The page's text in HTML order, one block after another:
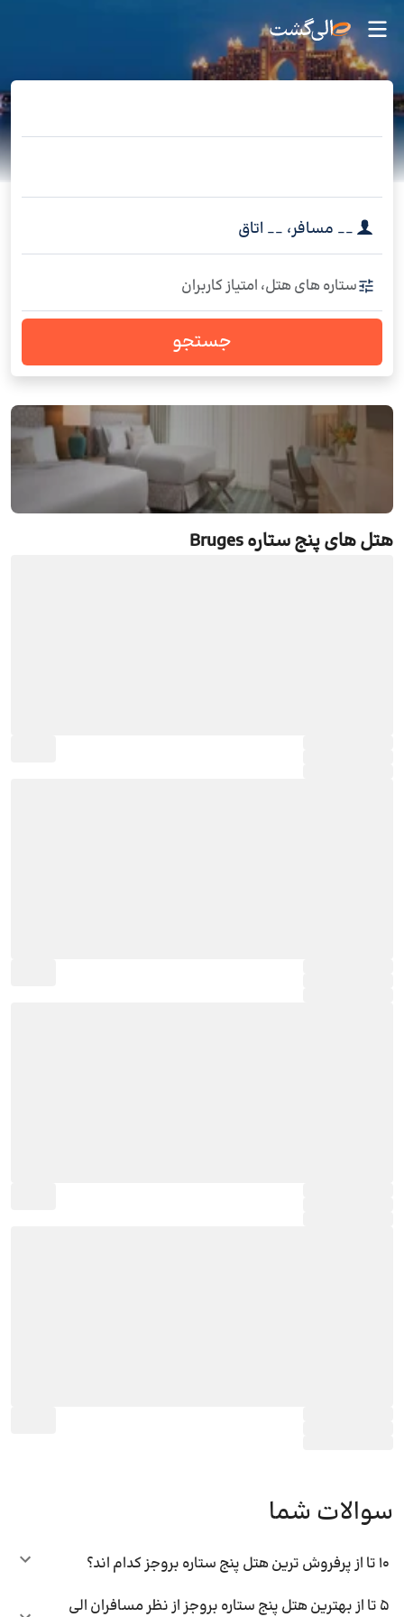
__ مسافر، __ اتاق
ستاره های هتل، امتیاز کاربران
جستجو
رزرو هتل های پنج ستاره Bruges
هتل های پنج ستاره Bruges
سوالات شما
10 تا از پرفروش ترین هتل پنج ستاره بروجز کدام اند؟
5 تا از بهترین هتل پنج ستاره بروجز از نظر مسافران الی